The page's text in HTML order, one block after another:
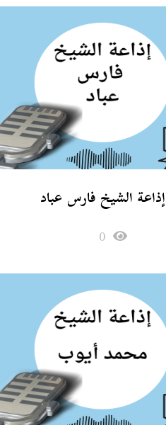
إذاعة الشيخ فارس عباد